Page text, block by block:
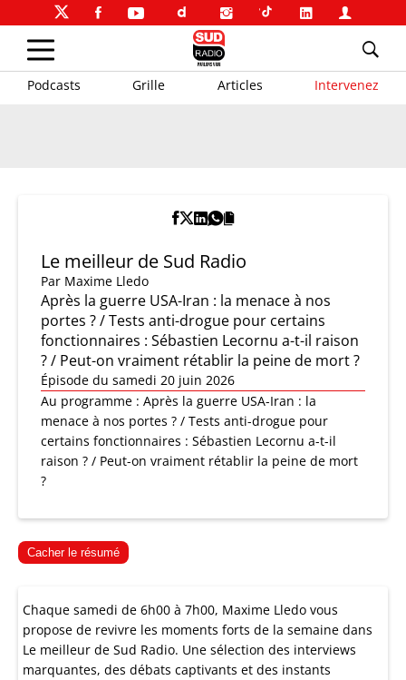
Podcasts Grille Articles Intervenez
Le meilleur de Sud Radio
Par Maxime Lledo
Après la guerre USA-Iran : la menace à nos
portes ? / Tests anti-drogue pour certains
fonctionnaires : Sébastien Lecornu a-t-il raison
? / Peut-on vraiment rétablir la peine de mort ?
Épisode du samedi 20 juin 2026
Au programme : Après la guerre USA-Iran : la
menace à nos portes ? / Tests anti-drogue pour
certains fonctionnaires : Sébastien Lecornu a-t-il
raison ? / Peut-on vraiment rétablir la peine de mort
?
Cacher le résumé
Chaque samedi de 6h00 à 7h00, Maxime Lledo vous
propose de revivre les moments forts de la semaine dans
Le meilleur de Sud Radio. Une sélection des interviews
marquantes, des débats captivants et des instants